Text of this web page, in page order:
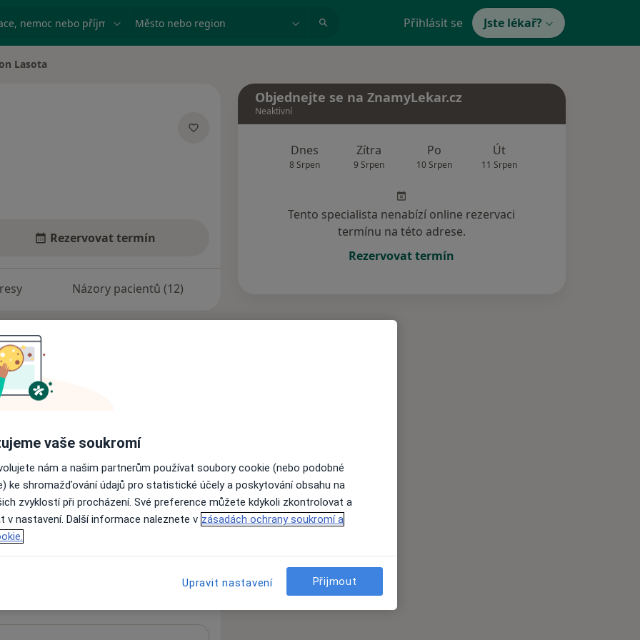
nemoc nebo příjmení Město nebo region Přihlásit se Jste lékař?
Lasota
Rezervovat termín
Názory pacientů (12)
nejsou k dispozici
informace o svých službách.
Objednejte se na ZnamyLekar.cz
Neaktivní
Dnes
8 Srpen
Zítra
9 Srpen
Po
10 Srpen
Út
11 Srpen
Tento specialista nenabízí online rezervaci
termínu na této adrese.
Rezervovat termín
vaše soukromí
nám a našim partnerům používat soubory cookie (nebo podobné
ke shromažďování údajů pro statistické účely a poskytování obsahu na
zvyklostí při procházení. Své preference můžete kdykoli zkontrolovat a
v nastavení. Další informace naleznete v zásadách ochrany soukromí a
Upravit nastavení Přijmout